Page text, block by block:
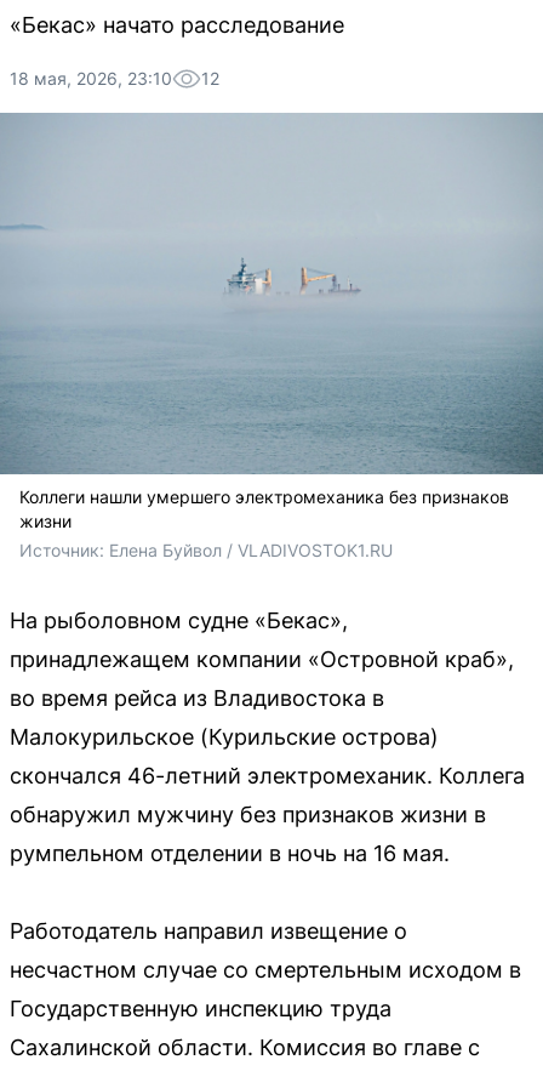
«Бекас» начато расследование
18 мая, 2026, 23:10 12
Коллеги нашли умершего электромеханика без признаков
жизни
Источник: Елена Буйвол / VLADIVOSTOK1.RU
На рыболовном судне «Бекас»,
принадлежащем компании «Островной краб»,
во время рейса из Владивостока в
Малокурильское (Курильские острова)
скончался 46-летний электромеханик. Коллега
обнаружил мужчину без признаков жизни в
румпельном отделении в ночь на 16 мая.
Работодатель направил извещение о
несчастном случае со смертельным исходом в
Государственную инспекцию труда
Сахалинской области. Комиссия во главе с